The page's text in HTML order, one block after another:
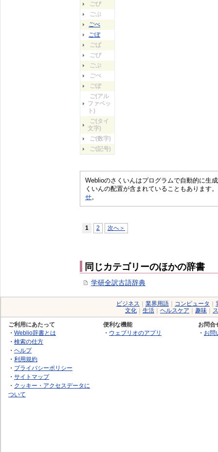
ごび
ごぶ
ごべ
ごぼ
ごぱ
ごぴ
ごぷ
ごぺ
ごぽ
ご(アル
ファベッ
ト)
ご(タイ
文字)
ご(数字)
ご(記号)
Weblioのさくいんはプログラムで自動的に生
くいんの配置が含まれていることもあります
せ。
1 2 次へ＞
同じカテゴリーのほかの辞書
学研全訳古語辞典
ビジネス 業界用語 コンピュータ
文化
生活 ヘルスケア 趣味
ご利用にあたって
・ Weblio辞書とは
・ 検索の仕方
・ ヘルプ
・ 利用規約
・ プライバシーポリシー
・ サイトマップ
・ クッキー・アクセスデータに
ついて
便利な機能
・ ウェブリオのアプリ
お問合
・ お問